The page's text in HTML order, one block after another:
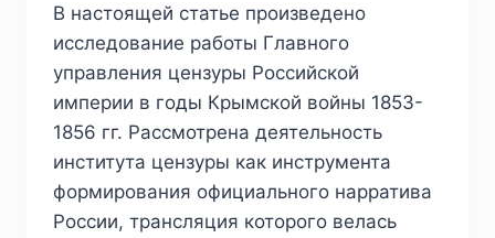
В настоящей статье произведено
исследование работы Главного
управления цензуры Российской
империи в годы Крымской войны 1853-
1856 гг. Рассмотрена деятельность
института цензуры как инструмента
формирования официального нарратива
России, трансляция которого велась